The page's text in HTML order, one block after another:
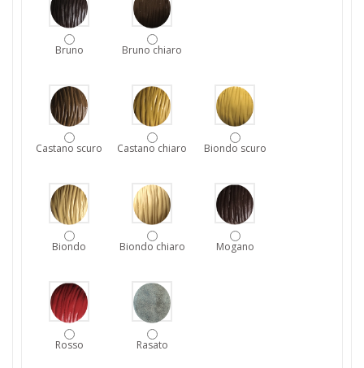
Bruno Bruno chiaro
Castano scuro Castano chiaro Biondo scuro
Biondo Biondo chiaro Mogano
Rosso Rasato